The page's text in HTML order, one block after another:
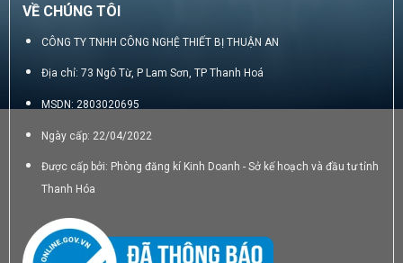
VỀ CHÚNG TÔI
CÔNG TY TNHH CÔNG NGHỆ THIẾT BỊ THUẬN AN
Địa chỉ: 73 Ngô Từ, P Lam Sơn, TP Thanh Hoá
MSDN: 2803020695
Ngày cấp: 22/04/2022
Được cấp bởi: Phòng đăng kí Kinh Doanh - Sở kế hoạch và đầu tư tỉnh
Thanh Hóa